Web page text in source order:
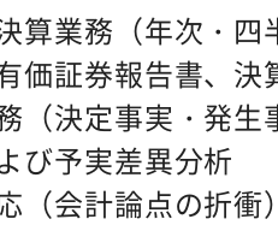
算業務（年次・
価証券報告書、
（決定事実・発生
び予実差異分析
（会計論点の折衝